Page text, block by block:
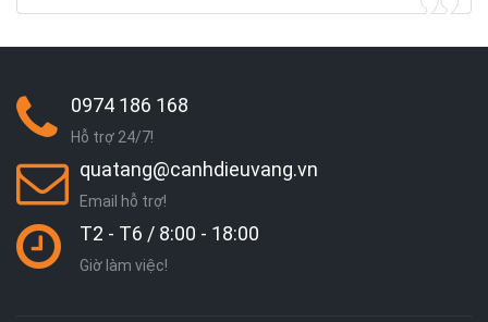
0974 186 168
Hỗ trợ 24/7!
quatang@canhdieuvang.vn
Email hỗ trợ!
T2 - T6 / 8:00 - 18:00
Giờ làm việc!